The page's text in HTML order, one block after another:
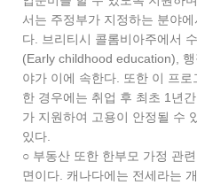
서는 주정부가 지정하는 분야
다. 브리티시 콜롬비아주에서
(Early childhood education),
야가 이에 속한다. 또한 이 프
한 경우에는 취업 후 최초 1년
가 지원하여 고용이 안정될 수
있다.
○ 부동산 또한 한부모 가정 관
면이다. 캐나다에는 전세라는